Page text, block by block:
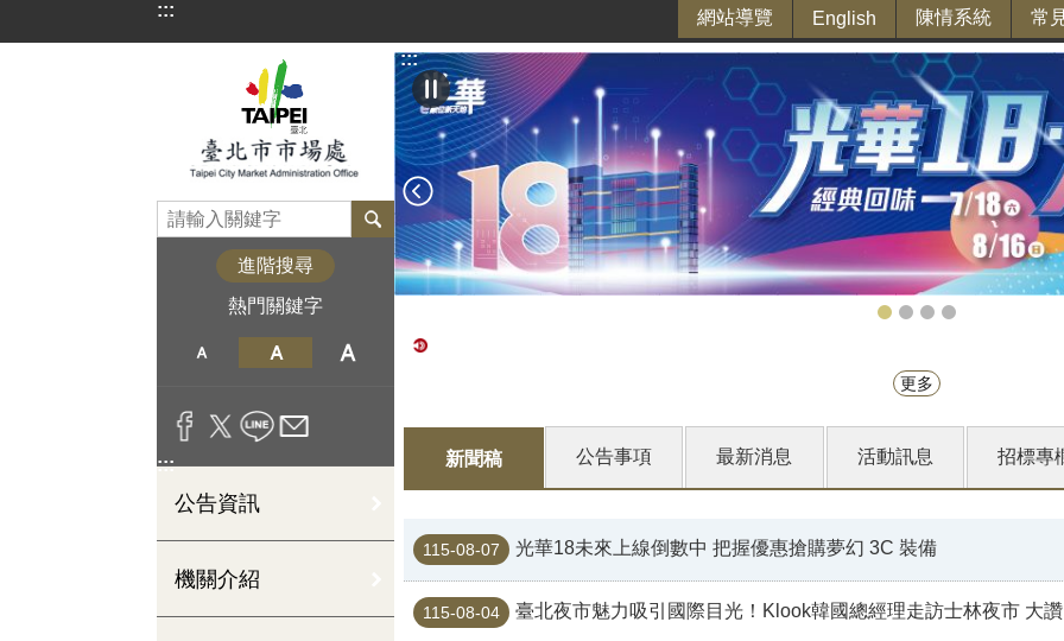
跳到主要內容區塊
::: 網站導覽 English 陳情系統 常
進階搜尋
熱門關鍵字
:::
公告資訊
機關介紹
:::
更多
新聞稿 公告事項 最新消息 活動訊息 招標專
115-08-07 光華18未來上線倒數中 把握優惠搶購夢幻 3C 裝備
115-08-04 臺北夜市魅力吸引國際目光！Klook韓國總經理走訪士林夜市 大讚夜市是認識台灣最好的起點